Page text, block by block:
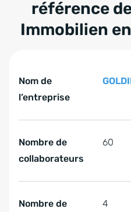
référence de
Immobilien
Nom de
l’entreprise
Nombre de
collaborateurs
60
Nombre de
4